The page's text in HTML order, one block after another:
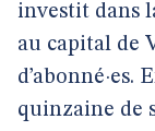
investit dans
au capital de
quinzaine de